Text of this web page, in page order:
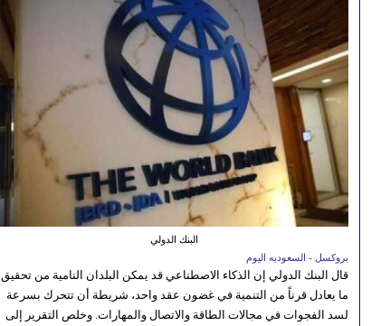
البنك الدولي
بروكسل - السعوديه اليوم
قال البنك الدولي إن الذكاء الاصطناعي قد يمكن البلدان النامية من تحقيق
ما يعادل قرناً من التنمية في غضون عقد واحد، شريطة أن تتحرك بسرعة
لسد الفجوات في مجالات الطاقة والاتصال والمهارات. وخلص التقرير إلى